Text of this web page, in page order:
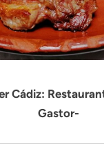
Cádiz:
Gastor-